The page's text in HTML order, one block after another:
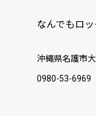
なんでもロ
沖縄県名護市
0980-53-6969